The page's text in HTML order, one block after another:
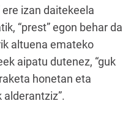
ere izan daitekeela
“prest” egon behar da
altuena emateko
aipatu dutenez, “guk
honetan eta